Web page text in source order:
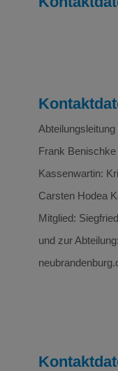
Frank
Kassenwartin:
Carsten Hodea
Mitglied:
und zur